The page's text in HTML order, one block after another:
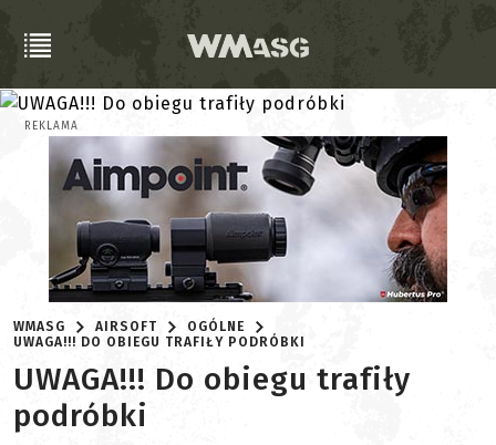
REKLAMA
WMASG AIRSOFT
OGÓLNE
UWAGA!!! DO OBIEGU TRAFIŁY PODRÓBKI
UWAGA!!! Do obiegu trafiły
podróbki